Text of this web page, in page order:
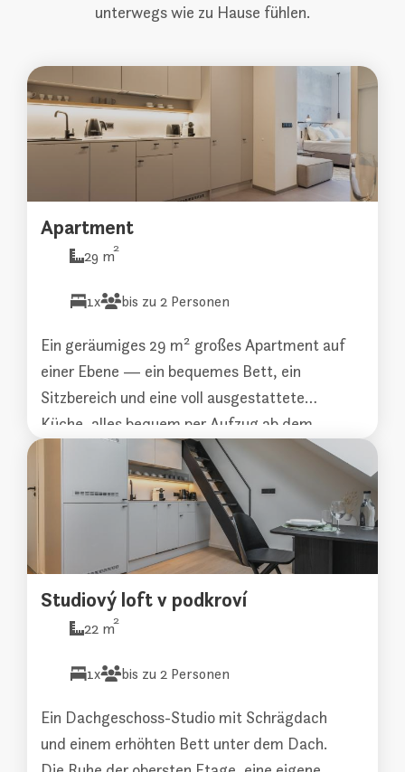
unterwegs wie zu Hause fühlen.
Apartment
29 m2
1x bis zu 2 Personen
Ein geräumiges 29 m² großes Apartment auf
einer Ebene — ein bequemes Bett, ein
Sitzbereich und eine voll ausgestattete
Küche, alles bequem per Aufzug ab dem
Erdgeschoss erreichbar. Klimatisiert für
ganzjährigen Komfort.
Studiový loft v podkroví
22 m2
1x bis zu 2 Personen
Ein Dachgeschoss-Studio mit Schrägdach
und einem erhöhten Bett unter dem Dach.